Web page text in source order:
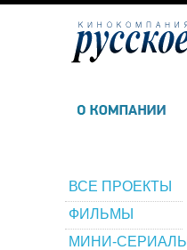
ВСЕ ПРОЕКТЫ
ФИЛЬМЫ
МИНИ-СЕРИАЛЫ